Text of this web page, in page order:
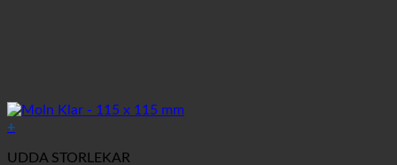
+
UDDA STORLEKAR